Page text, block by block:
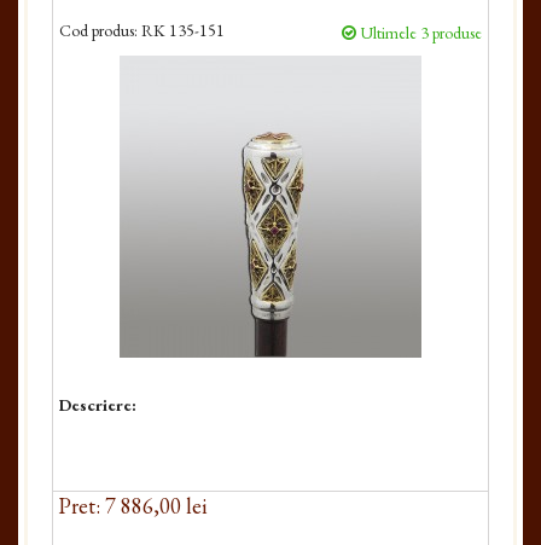
Cod produs: RK 135-151 Ultimele 3 produse
Descriere:
Pret: 7 886,00 lei